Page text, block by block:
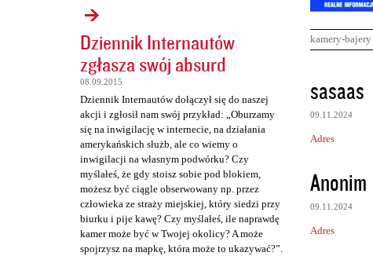
Dziennik Internautów
zgłasza swój absurd
08.09.2015
Dziennik Internautów dołączył się do naszej
akcji i zgłosił nam swój przykład: „Oburzamy
się na inwigilację w internecie, na działania
amerykańskich służb, ale co wiemy o
inwigilacji na własnym podwórku? Czy
myślałeś, że gdy stoisz sobie pod blokiem,
możesz być ciągle obserwowany np. przez
człowieka ze straży miejskiej, który siedzi przy
biurku i pije kawę? Czy myślałeś, ile naprawdę
kamer może być w Twojej okolicy? A może
spojrzysz na mapkę, która może to ukazywać?”.
kamery-bajery
K
o
m
e
n
t
a
r
sasaas
09.11.2024
Adres
Anonim
09.11.2024
Adres